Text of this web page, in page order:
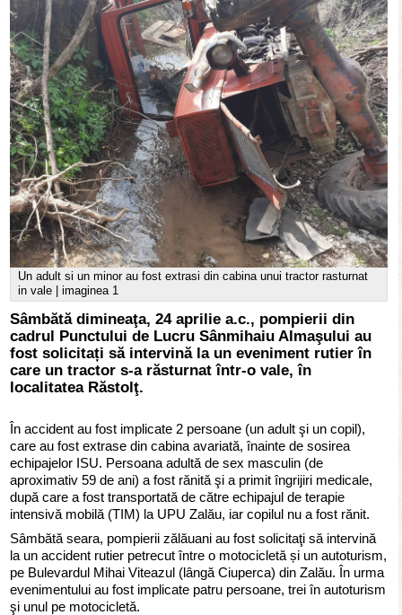
Un adult si un minor au fost extrasi din cabina unui tractor rasturnat
in vale | imaginea 1
Sâmbătă dimineaţa, 24 aprilie a.c., pompierii din
cadrul Punctului de Lucru Sânmihaiu Almaşului au
fost solicitați să intervină la un eveniment rutier în
care un tractor s-a răsturnat într-o vale, în
localitatea Răstolţ.
În accident au fost implicate 2 persoane (un adult şi un copil),
care au fost extrase din cabina avariată, înainte de sosirea
echipajelor ISU. Persoana adultă de sex masculin (de
aproximativ 59 de ani) a fost rănită şi a primit îngrijiri medicale,
după care a fost transportată de către echipajul de terapie
intensivă mobilă (TIM) la UPU Zalău, iar copilul nu a fost rănit.
Sâmbătă seara, pompierii zălăuani au fost solicitaţi să intervină
la un accident rutier petrecut între o motocicletă și un autoturism,
pe Bulevardul Mihai Viteazul (lângă Ciuperca) din Zalău. În urma
evenimentului au fost implicate patru persoane, trei în autoturism
şi unul pe motocicletă.